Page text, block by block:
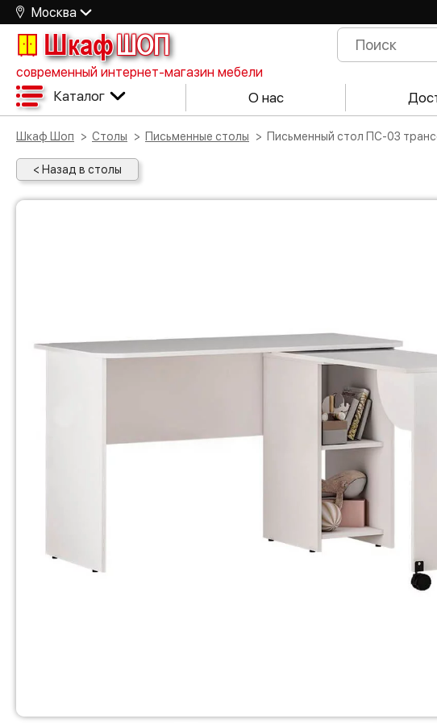
Москва
ШкафШОП
современный интернет-магазин мебели
Каталог О нас
Шкаф Шоп Столы Письменные столы Письменный стол ПС-03
< Назад в столы